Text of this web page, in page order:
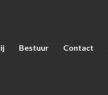
Bestuur Contact